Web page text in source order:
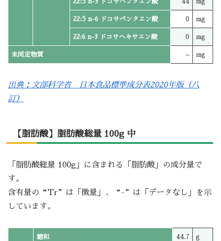
22:5 n-6 ドコサペンタエン酸 0 mg
22:6 n-3 ドコサヘキサエン酸 0 mg
未同定物質 – mg
出典：文部科学省 日本食品標準成分表2020年版（八
訂）
【脂肪酸】脂肪酸総量 100g 中
「脂肪酸総量 100g」に含まれる「脂肪酸」の成分量で
す。
含有量の“Tr”は「微量」、“-”は「データなし」を示
しています。
飽和 44.7 g